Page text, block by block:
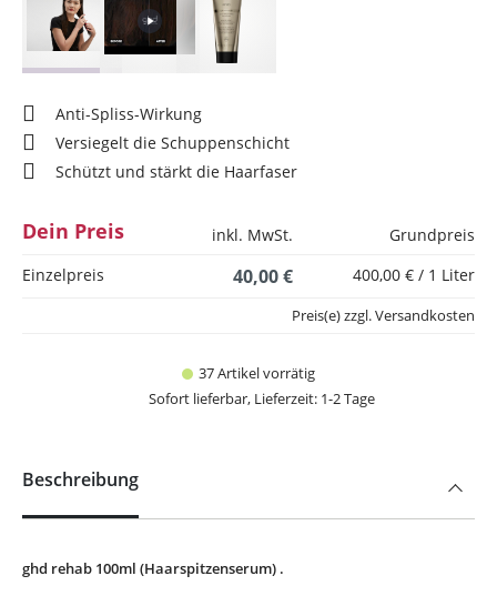
Anti-Spliss-Wirkung
Versiegelt die Schuppenschicht
Schützt und stärkt die Haarfaser
Dein Preis inkl. MwSt.
Grundpreis
Einzelpreis
40,00 € 400,00 € / 1 Liter
37 Artikel vorrätig
Sofort lieferbar, Lieferzeit: 1-2 Tage
Preis(e) zzgl. Versandkosten
Beschreibung
ghd rehab 100ml (Haarspitzenserum) .